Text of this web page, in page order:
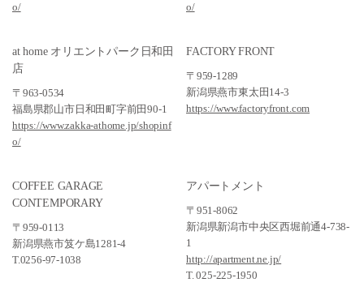
o/
o/
at home オリエントパーク日和田
店
〒963-0534
福島県郡山市日和田町字前田90-1
https://www.zakka-athome.jp/shopinf
o/
FACTORY FRONT
〒959-1289
新潟県燕市東太田14-3
https://www.factoryfront.com
COFFEE GARAGE
CONTEMPORARY
〒959-0113
新潟県燕市笈ケ島1281-4
T.0256-97-1038
アパートメント
〒951-8062
新潟県新潟市中央区西堀前通4-738-
1
http://apartment.ne.jp/
T. 025-225-1950